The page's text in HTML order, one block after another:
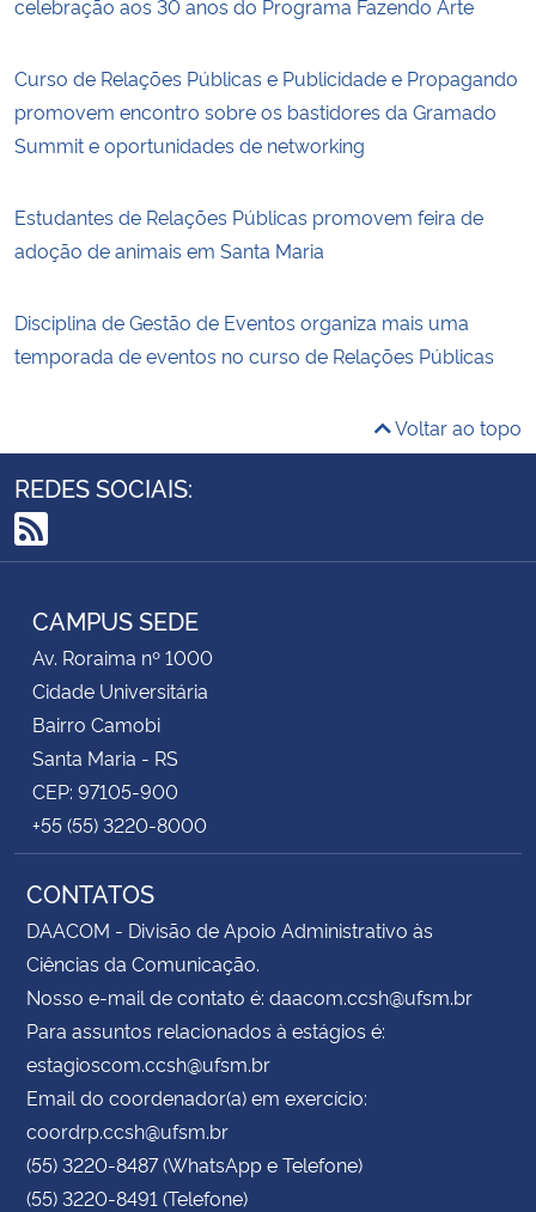
celebração aos 30 anos do Programa Fazendo Arte
Curso de Relações Públicas e Publicidade e Propagando
promovem encontro sobre os bastidores da Gramado
Summit e oportunidades de networking
Estudantes de Relações Públicas promovem feira de
adoção de animais em Santa Maria
Disciplina de Gestão de Eventos organiza mais uma
temporada de eventos no curso de Relações Públicas
Voltar ao topo
REDES SOCIAIS:
RSS
CAMPUS SEDE
Av. Roraima nº 1000
Cidade Universitária
Bairro Camobi
Santa Maria - RS
CEP: 97105-900
+55 (55) 3220-8000
CONTATOS
DAACOM - Divisão de Apoio Administrativo às
Ciências da Comunicação.
Nosso e-mail de contato é: daacom.ccsh@ufsm.br
Para assuntos relacionados à estágios é:
estagioscom.ccsh@ufsm.br
Email do coordenador(a) em exercício:
coordrp.ccsh@ufsm.br
(55) 3220-8487 (WhatsApp e Telefone)
(55) 3220-8491 (Telefone)